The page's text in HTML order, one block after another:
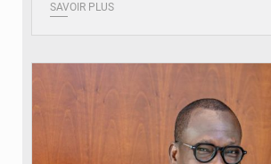
SAVOIR PLUS